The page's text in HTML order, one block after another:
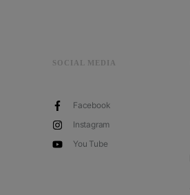
SOCIAL MEDIA
Facebook
Instagram
You Tube